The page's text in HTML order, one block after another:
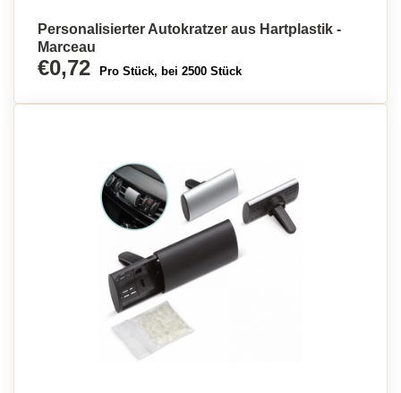
Personalisierter Autokratzer aus Hartplastik -
Marceau
€0,72 Pro Stück, bei 2500 Stück